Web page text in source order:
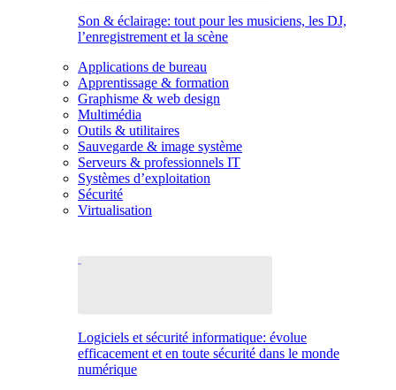
Son & éclairage: tout pour les musiciens, les DJ,
l’enregistrement et la scène
Applications de bureau
Apprentissage & formation
Graphisme & web design
Multimédia
Outils & utilitaires
Sauvegarde & image système
Serveurs & professionnels IT
Systèmes d’exploitation
Sécurité
Virtualisation
Logiciels et sécurité informatique: évolue
efficacement et en toute sécurité dans le monde
numérique